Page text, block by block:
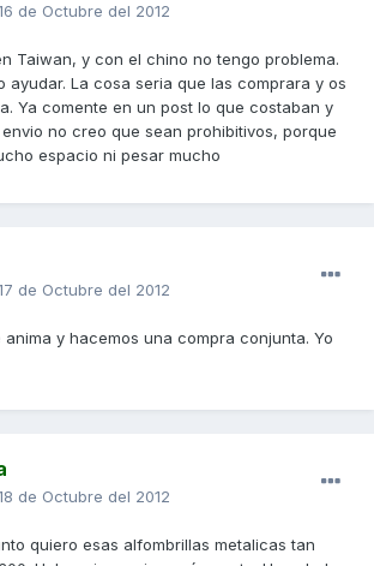
de Octubre del 2012
Taiwan, y con el chino no tengo problema.
ayudar. La cosa seria que las comprara y os
Ya comente en un post lo que costaban y
no creo que sean prohibitivos, porque
espacio ni pesar mucho
de Octubre del 2012
y hacemos una compra conjunta. Yo
de Octubre del 2012
quiero esas alfombrillas metalicas tan